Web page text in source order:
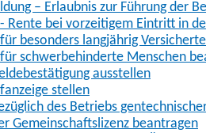
– Erlaubnis zur Führung der
Rente bei vorzeitigem Eintritt in
besonders langjährig
schwerbehinderte Menschen
ausstellen
stellen
des Betriebs
Gemeinschaftslizenz beantragen